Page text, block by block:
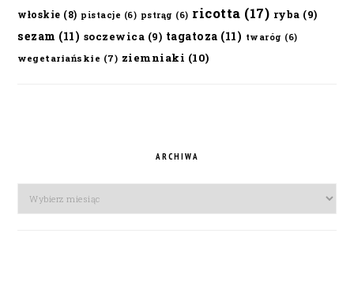
włoskie (8) pistacje (6) pstrąg (6) ricotta (17) ryba (9)
sezam (11) soczewica (9) tagatoza (11) twaróg (6)
wegetariańskie (7) ziemniaki (10)
ARCHIWA
Archiwa